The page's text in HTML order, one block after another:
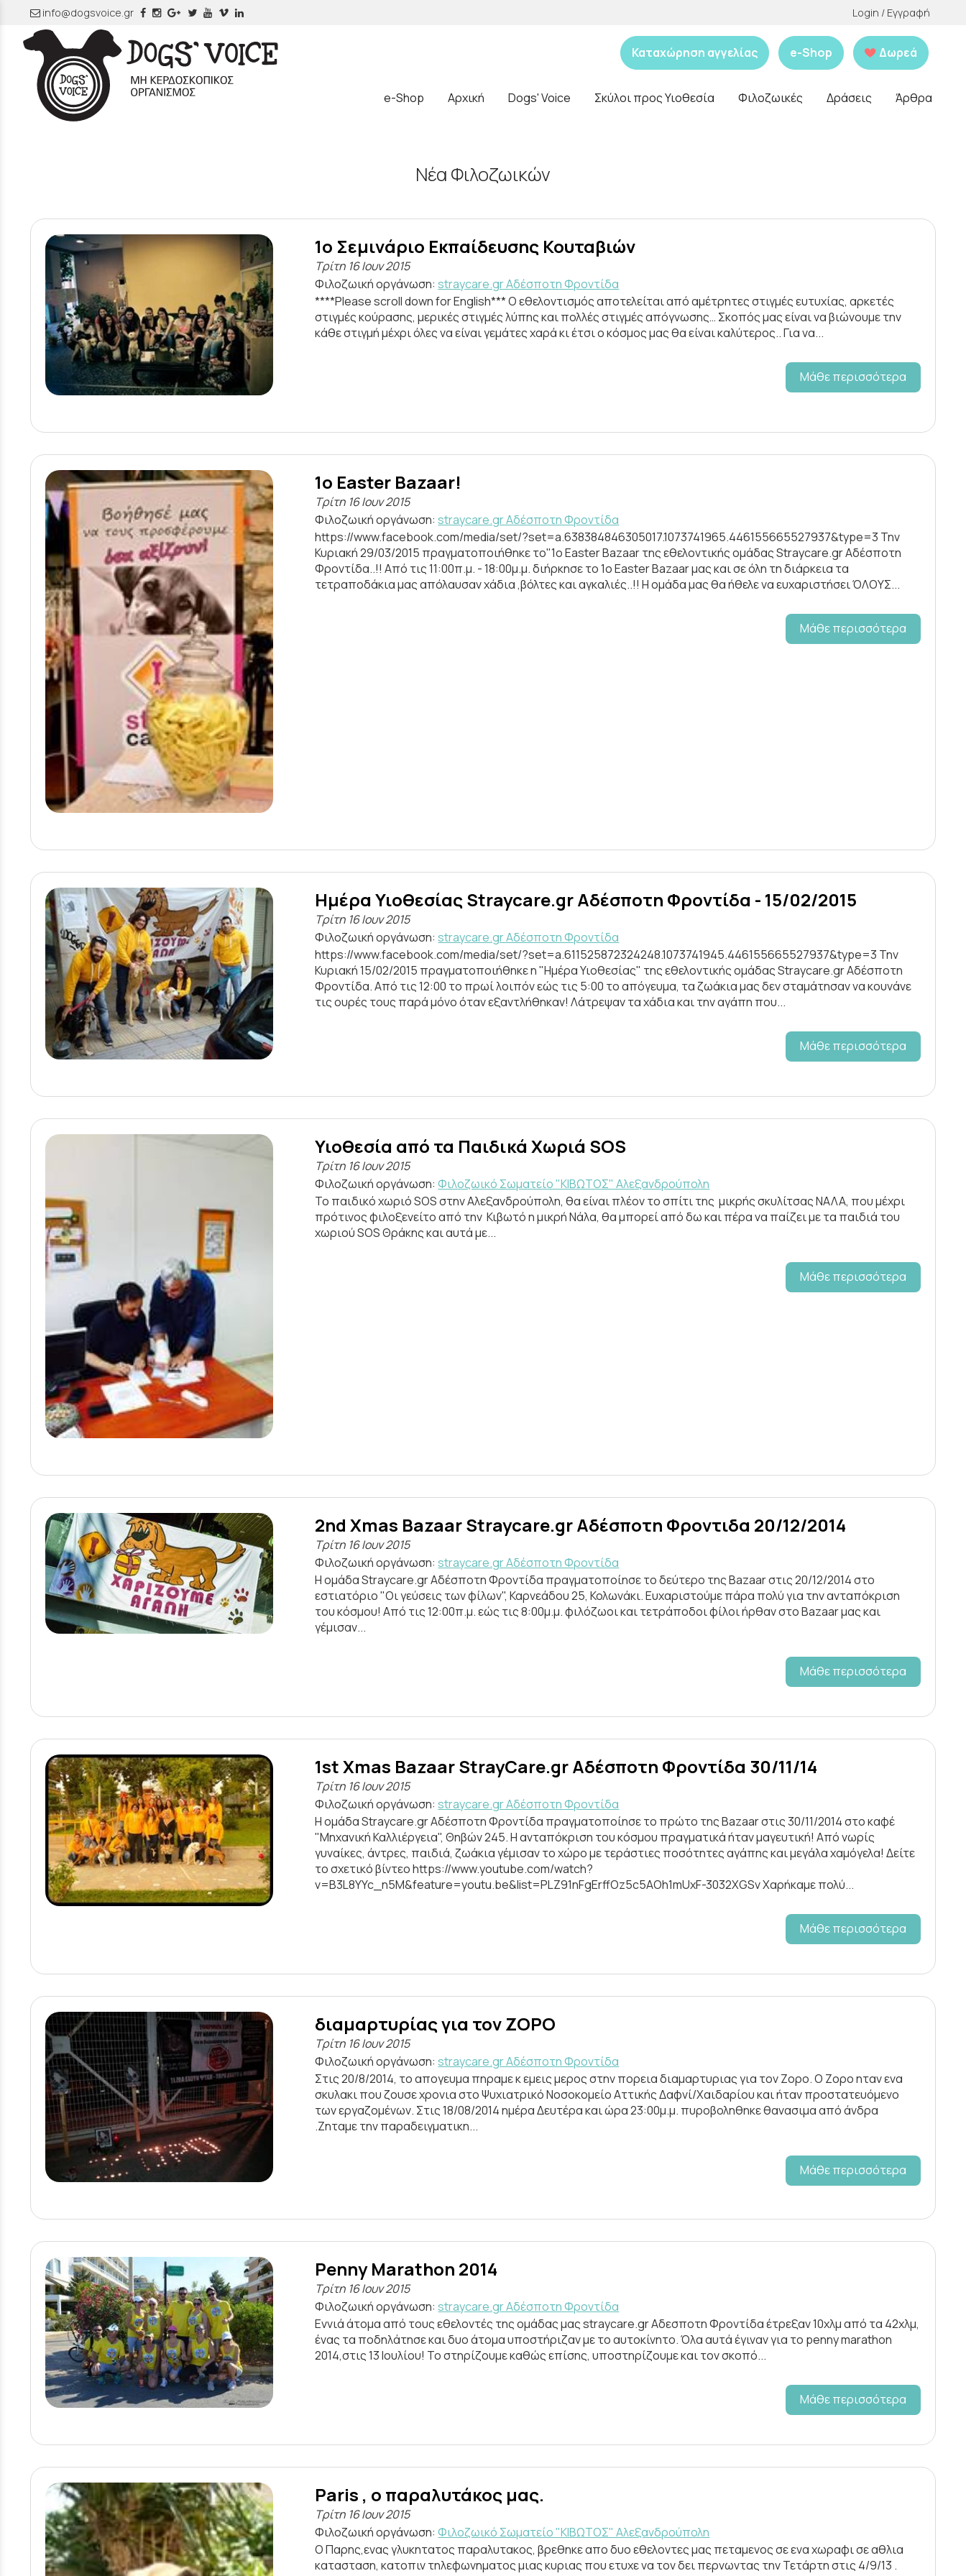
info@dogsvoice.gr Login / Εγγραφή
Καταχώρηση αγγελίας e-Shop Δωρεά
e-Shop Αρχική Dogs' Voice Σκύλοι προς Υιοθεσία Φιλοζωικές Δράσεις Άρθρα
Νέα Φιλοζωικών
1ο Σεμινάριο Εκπαίδευσης Κουταβιών
Τρίτη 16 Ιουν 2015
Φιλοζωική οργάνωση:straycare.gr Aδέσποτη Φροντίδα
****Please scroll down for English*** Ο εθελοντισμός αποτελείται από αμέτρητες στιγμές ευτυχίας, αρκετές
στιγμές κούρασης, μερικές στιγμές λύπης και πολλές στιγμές απόγνωσης… Σκοπός μας είναι να βιώνουμε την
κάθε στιγμή μέχρι όλες να είναι γεμάτες χαρά κι έτσι ο κόσμος μας θα είναι καλύτερος.. Για να...
Μάθε περισσότερα
1ο Easter Bazaar!
Τρίτη 16 Ιουν 2015
Φιλοζωική οργάνωση:straycare.gr Aδέσποτη Φροντίδα
https://www.facebook.com/media/set/?set=a.638384846305017.1073741965.446155665527937&type=3 Την
Κυριακή 29/03/2015 πραγματοποιήθηκε το"1ο Easter Bazaar της εθελοντικής ομάδας Straycare.gr Αδέσποτη
Φροντίδα..!! Από τις 11:00π.μ. - 18:00μ.μ. διήρκησε το 1ο Easter Bazaar μας και σε όλη τη διάρκεια τα
τετραποδάκια μας απόλαυσαν χάδια ,βόλτες και αγκαλιές..!! Η ομάδα μας θα ήθελε να ευχαριστήσει ΌΛΟΥΣ...
Μάθε περισσότερα
Hμέρα Υιοθεσίας Straycare.gr Αδέσποτη Φροντίδα - 15/02/2015
Τρίτη 16 Ιουν 2015
Φιλοζωική οργάνωση:straycare.gr Aδέσποτη Φροντίδα
https://www.facebook.com/media/set/?set=a.611525872324248.1073741945.446155665527937&type=3 Την
Κυριακή 15/02/2015 πραγματοποιήθηκε η "Ημέρα Υιοθεσίας" της εθελοντικής ομάδας Straycare.gr Αδέσποτη
Φροντίδα. Από τις 12:00 το πρωί λοιπόν εώς τις 5:00 το απόγευμα, τα ζωάκια μας δεν σταμάτησαν να κουνάνε
τις ουρές τους παρά μόνο όταν εξαντλήθηκαν! Λάτρεψαν τα χάδια και την αγάπη που...
Μάθε περισσότερα
Υιοθεσία από τα Παιδικά Χωριά SOS
Τρίτη 16 Ιουν 2015
Φιλοζωική οργάνωση:Φιλοζωικό Σωματείο "ΚΙΒΩΤΟΣ" Αλεξανδρούπολη
Το παιδικό χωριό SOS στην Αλεξανδρούπολη, θα είναι πλέον το σπίτι της μικρής σκυλίτσας ΝΑΛΑ, που μέχρι
πρότινος φιλοξενείτο από την Κιβωτό η μικρή Νάλα, θα μπορεί από δω και πέρα να παίζει με τα παιδιά του
χωριού SOS Θράκης και αυτά με...
Μάθε περισσότερα
2nd Xmas Bazaar Straycare.gr Αδέσποτη Φροντιδα 20/12/2014
Τρίτη 16 Ιουν 2015
Φιλοζωική οργάνωση:straycare.gr Aδέσποτη Φροντίδα
H ομάδα Straycare.gr Αδέσποτη Φροντίδα πραγματοποίησε το δεύτερο της Bazaar στις 20/12/2014 στο
εστιατόριο "Οι γεύσεις των φίλων", Καρνεάδου 25, Κολωνάκι. Ευχαριστούμε πάρα πολύ για την ανταπόκριση
του κόσμου! Από τις 12:00π.μ. εώς τις 8:00μ.μ. φιλόζωοι και τετράποδοι φίλοι ήρθαν στο Bazaar μας και
γέμισαν...
Μάθε περισσότερα
1st Xmas Bazaar StrayCare.gr Αδέσποτη Φροντίδα 30/11/14
Τρίτη 16 Ιουν 2015
Φιλοζωική οργάνωση:straycare.gr Aδέσποτη Φροντίδα
H ομάδα Straycare.gr Αδέσποτη Φροντίδα πραγματοποίησε το πρώτο της Bazaar στις 30/11/2014 στο καφέ
"Μηχανική Καλλιέργεια", Θηβών 245. Η ανταπόκριση του κόσμου πραγματικά ήταν μαγευτική! Από νωρίς
γυναίκες, άντρες, παιδιά, ζωάκια γέμισαν το χώρο με τεράστιες ποσότητες αγάπης και μεγάλα χαμόγελα! Δείτε
το σχετικό βίντεο https://www.youtube.com/watch?
v=B3L8YYc_n5M&feature=youtu.be&list=PLZ91nFgErffOz5c5AOh1mUxF-3032XGSv Χαρήκαμε πολύ...
Μάθε περισσότερα
διαμαρτυρίας για τον ΖΟΡΟ
Τρίτη 16 Ιουν 2015
Φιλοζωική οργάνωση:straycare.gr Aδέσποτη Φροντίδα
Στις 20/8/2014, το απογευμα πηραμε κ εμεις μερος στην πορεια διαμαρτυριας για τον Ζορο. Ο Ζορο ηταν ενα
σκυλακι που ζουσε χρονια στο Ψυχιατρικό Νοσοκομείο Αττικής Δαφνί/Χαιδαρίου και ήταν προστατευόμενο
των εργαζομένων. Στις 18/08/2014 ημέρα Δευτέρα και ώρα 23:00μ.μ. πυροβοληθηκε θανασιμα από άνδρα
.Ζηταμε την παραδειγματικη...
Μάθε περισσότερα
Penny Marathon 2014
Τρίτη 16 Ιουν 2015
Φιλοζωική οργάνωση:straycare.gr Aδέσποτη Φροντίδα
Εννιά άτομα από τους εθελοντές της ομάδας μας straycare.gr Αδεσποτη Φροντίδα έτρεξαν 10χλμ από τα 42χλμ,
ένας τα ποδηλάτησε και δυο άτομα υποστήριζαν με το αυτοκίνητο. Όλα αυτά έγιναν για το penny marathon
2014,στις 13 Ιουλίου! Το στηρίζουμε καθώς επίσης, υποστηρίζουμε και τον σκοπό...
Μάθε περισσότερα
Paris , o παραλυτάκος μας.
Τρίτη 16 Ιουν 2015
Φιλοζωική οργάνωση:Φιλοζωικό Σωματείο "ΚΙΒΩΤΟΣ" Αλεξανδρούπολη
Ο Παρης,ενας γλυκητατος παραλυτακος, βρεθηκε απο δυο εθελοντες μας πεταμενος σε ενα χωραφι σε αθλια
κατασταση, κατοπιν τηλεφωνηματος μιας κυριας που ετυχε να τον δει περνωντας την Τετάρτη στις 4/9/13 .